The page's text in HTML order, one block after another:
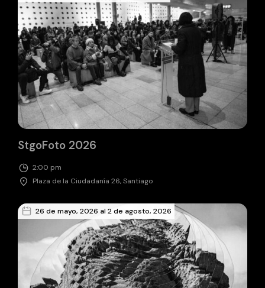
StgoFoto 2026
2:00 pm
Plaza de la Ciudadanía 26, Santiago
26 de mayo, 2026 al 2 de agosto, 2026